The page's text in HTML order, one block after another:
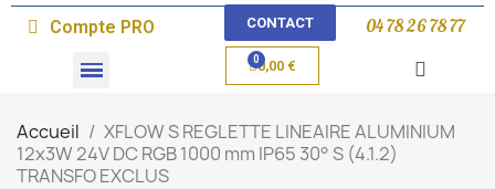
Compte PRO CONTACT 04 78 26 78 77
0,00 €
Accueil
XFLOW S REGLETTE LINEAIRE ALUMINIUM
12x3W 24V DC RGB 1000 mm IP65 30° S (4.1.2)
TRANSFO EXCLUS